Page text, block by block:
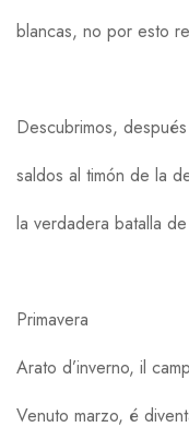
blancas, no por esto
Descubrimos,
saldos al timón de la
la verdadera batalla
Primavera
Arato d’inverno, il
Venuto marzo, é